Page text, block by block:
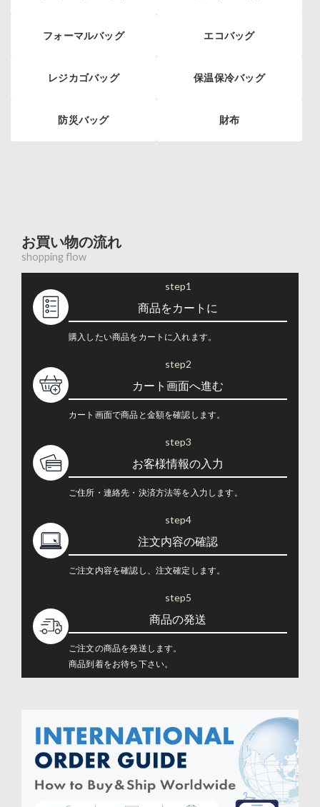
フォーマルバッグ エコバッグ
レジカゴバッグ 保温保冷バッグ
防災バッグ 財布
お買い物の流れ
shopping flow
step1
商品をカートに
購入したい商品をカートに入れます。
step2
カート画面へ進む
カート画面で商品と金額を確認します。
step3
お客様情報の入力
ご住所・連絡先・決済方法等を入力します。
step4
注文内容の確認
ご注文内容を確認し、注文確定します。
step5
商品の発送
ご注文の商品を発送します。
商品到着をお待ち下さい。